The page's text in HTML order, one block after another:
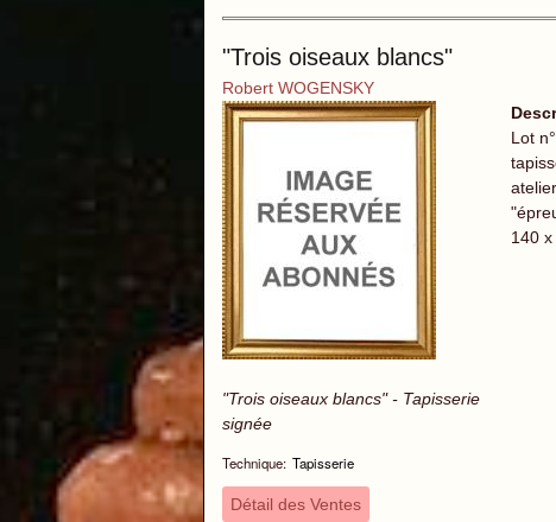
"Trois oiseaux blancs"
Robert WOGENSKY
"Trois oiseaux blancs" - Tapisserie
signée
Technique: Tapisserie
Lot
140
Détail des Ventes